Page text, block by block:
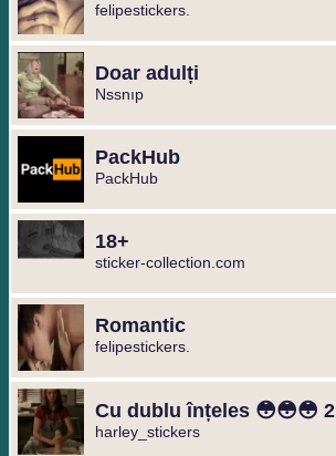
felipestickers.
Doar adulți
Nssnıp
PackHub
PackHub
18+
sticker-collection.com
Romantic
felipestickers.
Cu dublu înțeles 😳😳😳 2
harley_stickers